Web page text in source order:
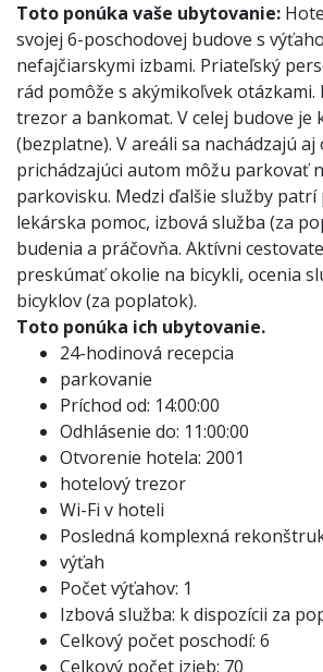
Toto ponúka vaše ubytovanie:
svojej 6-poschodovej budove s
nefajčiarskymi izbami. Priateľský
rád pomôže s akýmikoľvek otázkami.
trezor a bankomat. V celej budove je
(bezplatne). V areáli sa nachádzajú aj
prichádzajúci autom môžu parkovať
parkovisku. Medzi ďalšie služby patrí
lekárska pomoc, izbová služba (za
budenia a práčovňa. Aktívni
preskúmať okolie na bicykli, ocenia
bicyklov (za poplatok).
Toto ponúka ich ubytovanie.
24-hodinová recepcia
parkovanie
Príchod od: 14:00:00
Odhlásenie do: 11:00:00
Otvorenie hotela: 2001
hotelový trezor
Wi-Fi v hoteli
Posledná komplexná
výťah
Počet výťahov: 1
Izbová služba: k dispozícii za
Celkový počet poschodí: 6
Celkový počet izieb: 70